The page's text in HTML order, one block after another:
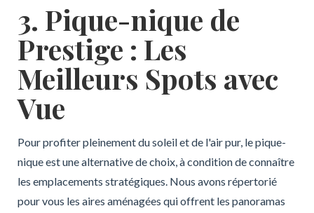
3. Pique-nique de
Prestige : Les
Meilleurs Spots avec
Vue
Pour profiter pleinement du soleil et de l'air pur, le pique-
nique est une alternative de choix, à condition de connaître
les emplacements stratégiques. Nous avons répertorié
pour vous les aires aménagées qui offrent les panoramas